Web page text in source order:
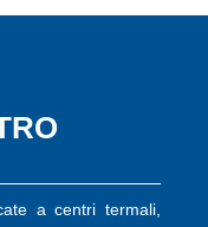
a centri termali,